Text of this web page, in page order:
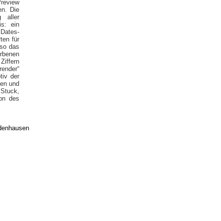
Die
aller
ein
für
das
der
und
des